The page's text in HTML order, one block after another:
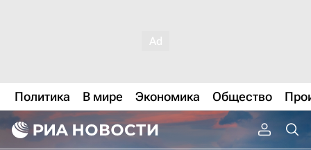
Политика В мире Экономика Общество